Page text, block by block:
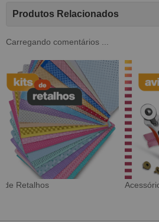
Produtos Relacionados
Carregando comentários ...
Tecido Digital